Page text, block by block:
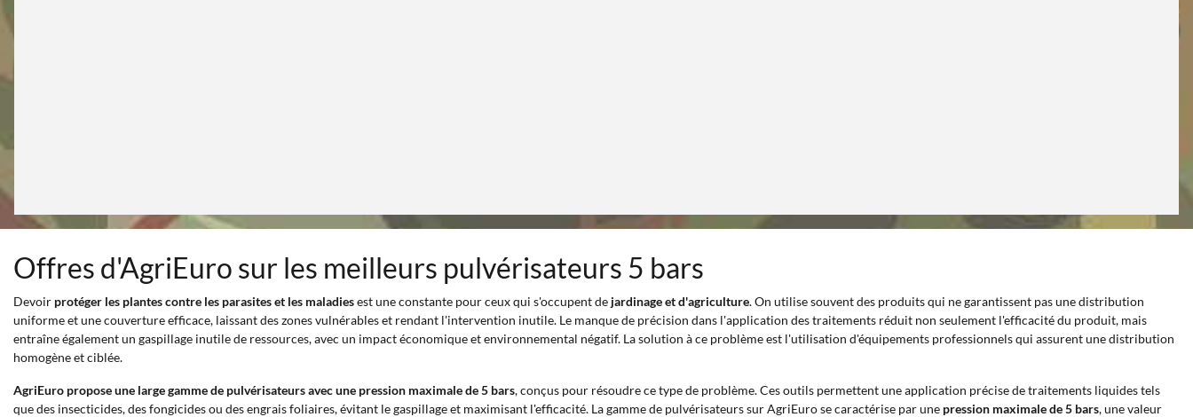
Offres d'AgriEuro sur les meilleurs pulvérisateurs 5 bars
Devoir protéger les plantes contre les parasites et les maladiesest une constante pour ceux qui s'occupent de jardinage et d'agriculture. On utilise souvent des produits qui ne garantissent pas une distribution
uniforme et une couverture efficace, laissant des zones vulnérables et rendant l'intervention inutile. Le manque de précision dans l'application des traitements réduit non seulement l'efficacité du produit, mais
entraîne également un gaspillage inutile de ressources, avec un impact économique et environnemental négatif. La solution à ce problème est l'utilisation d'équipements professionnels qui assurent une distribution
homogène et ciblée.
AgriEuro propose une large gamme de pulvérisateurs avec une pression maximale de 5 bars, conçus pour résoudre ce type de problème. Ces outils permettent une application précise de traitements liquides tels
que des insecticides, des fongicides ou des engrais foliaires, évitant le gaspillage et maximisant l'efficacité. La gamme de pulvérisateurs sur AgriEuro se caractérise par une pression maximale de 5 bars, une valeur